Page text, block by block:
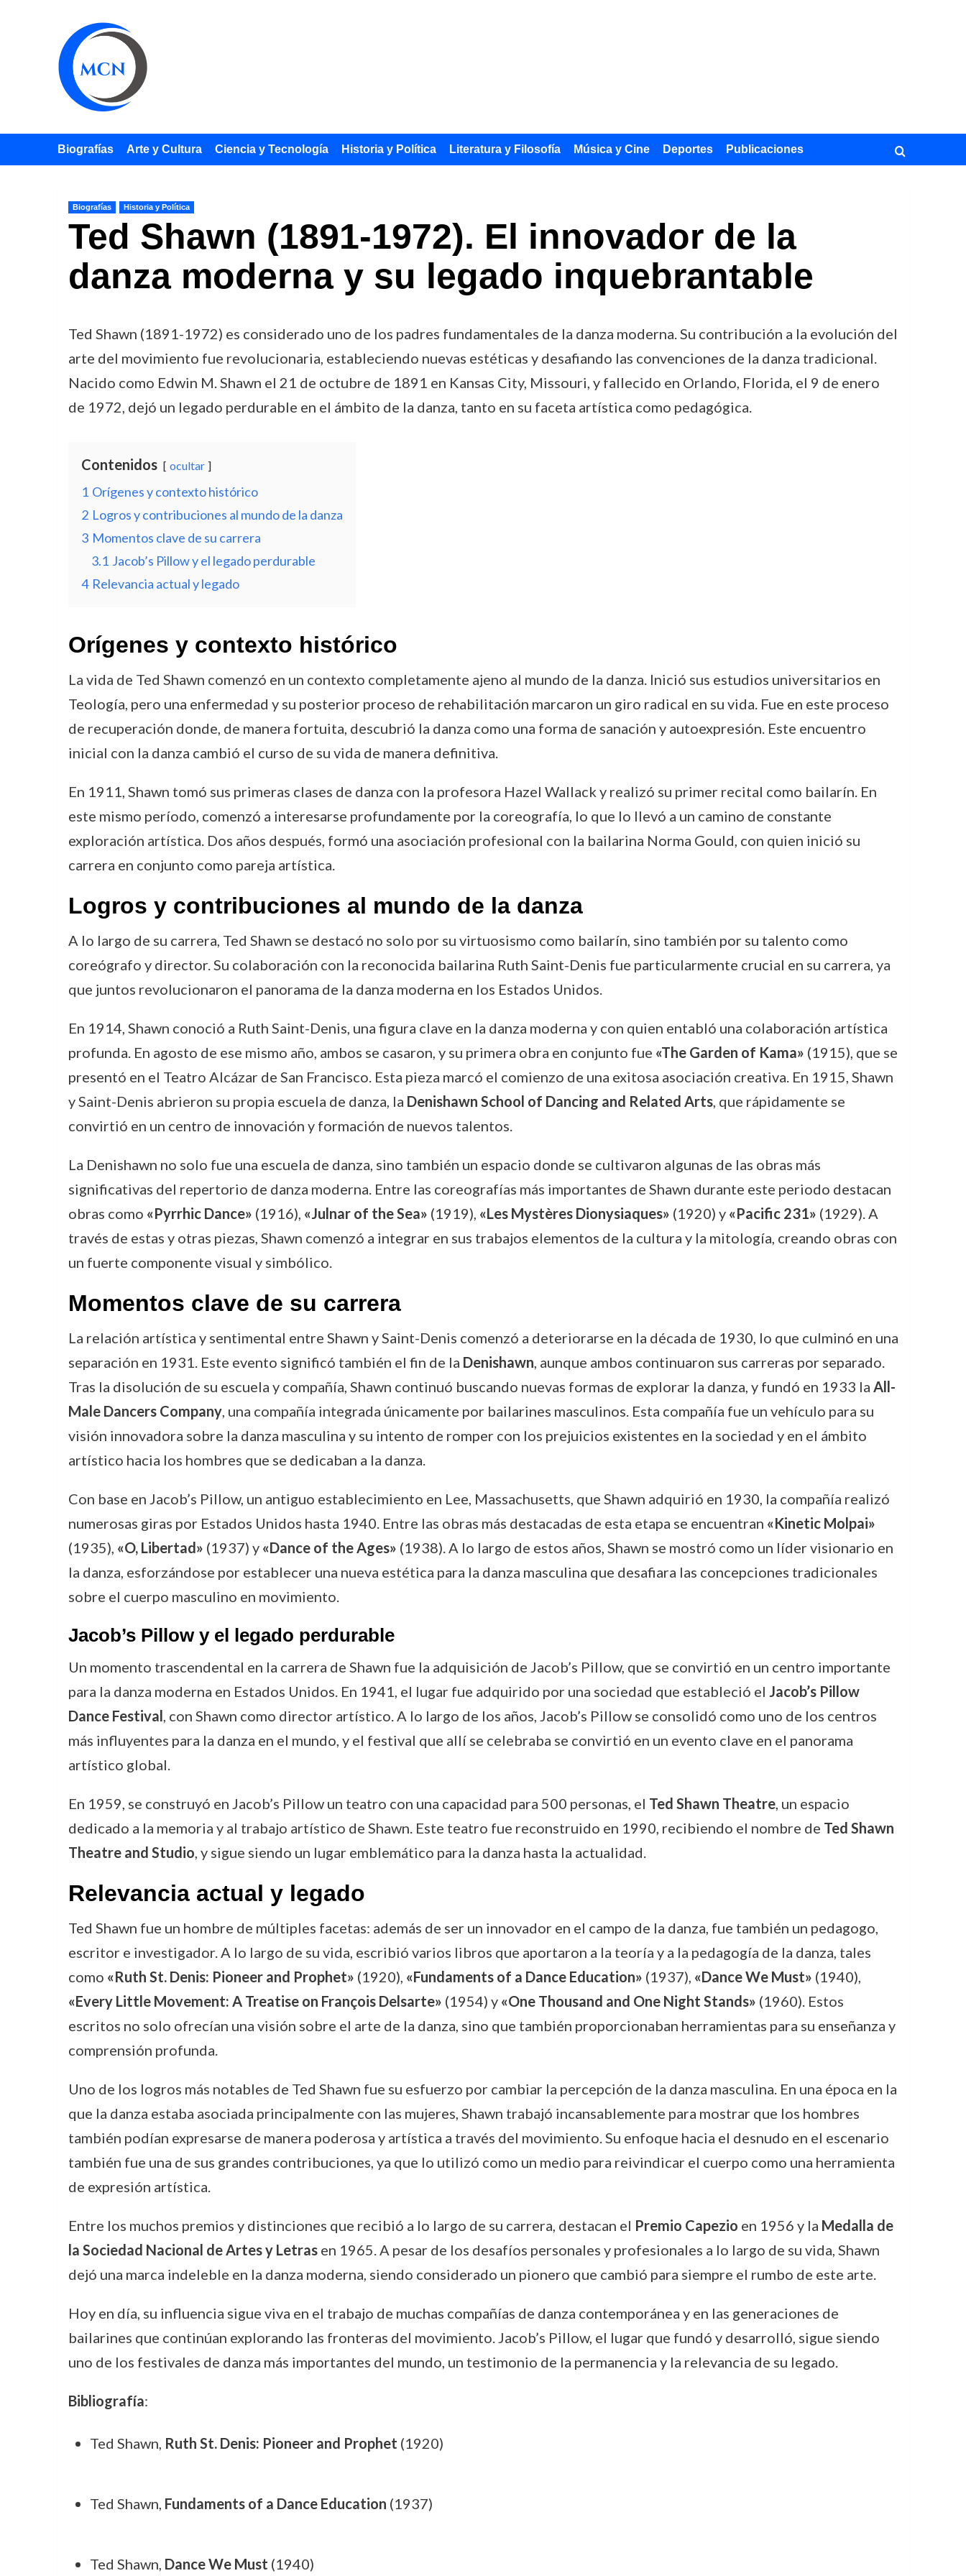
Biografías Arte y Cultura Ciencia y Tecnología Historia y Política Literatura y Filosofía Música y Cine Deportes Publicaciones
Biografías Historia y Política
Ted Shawn (1891-1972). El innovador de la
danza moderna y su legado inquebrantable
Ted Shawn (1891-1972) es considerado uno de los padres fundamentales de la danza moderna. Su contribución a la evolución del
arte del movimiento fue revolucionaria, estableciendo nuevas estéticas y desafiando las convenciones de la danza tradicional.
Nacido como Edwin M. Shawn el 21 de octubre de 1891 en Kansas City, Missouri, y fallecido en Orlando, Florida, el 9 de enero
de 1972, dejó un legado perdurable en el ámbito de la danza, tanto en su faceta artística como pedagógica.
Contenidos ocultar
1 Orígenes y contexto histórico
2 Logros y contribuciones al mundo de la danza
3 Momentos clave de su carrera
3.1 Jacob’s Pillow y el legado perdurable
4 Relevancia actual y legado
Orígenes y contexto histórico
La vida de Ted Shawn comenzó en un contexto completamente ajeno al mundo de la danza. Inició sus estudios universitarios en
Teología, pero una enfermedad y su posterior proceso de rehabilitación marcaron un giro radical en su vida. Fue en este proceso
de recuperación donde, de manera fortuita, descubrió la danza como una forma de sanación y autoexpresión. Este encuentro
inicial con la danza cambió el curso de su vida de manera definitiva.
En 1911, Shawn tomó sus primeras clases de danza con la profesora Hazel Wallack y realizó su primer recital como bailarín. En
este mismo período, comenzó a interesarse profundamente por la coreografía, lo que lo llevó a un camino de constante
exploración artística. Dos años después, formó una asociación profesional con la bailarina Norma Gould, con quien inició su
carrera en conjunto como pareja artística.
Logros y contribuciones al mundo de la danza
A lo largo de su carrera, Ted Shawn se destacó no solo por su virtuosismo como bailarín, sino también por su talento como
coreógrafo y director. Su colaboración con la reconocida bailarina Ruth Saint-Denis fue particularmente crucial en su carrera, ya
que juntos revolucionaron el panorama de la danza moderna en los Estados Unidos.
En 1914, Shawn conoció a Ruth Saint-Denis, una figura clave en la danza moderna y con quien entabló una colaboración artística
profunda. En agosto de ese mismo año, ambos se casaron, y su primera obra en conjunto fue «The Garden of Kama» (1915), que se
presentó en el Teatro Alcázar de San Francisco. Esta pieza marcó el comienzo de una exitosa asociación creativa. En 1915, Shawn
y Saint-Denis abrieron su propia escuela de danza, la Denishawn School of Dancing and Related Arts, que rápidamente se
convirtió en un centro de innovación y formación de nuevos talentos.
La Denishawn no solo fue una escuela de danza, sino también un espacio donde se cultivaron algunas de las obras más
significativas del repertorio de danza moderna. Entre las coreografías más importantes de Shawn durante este periodo destacan
obras como «Pyrrhic Dance» (1916), «Julnar of the Sea» (1919), «Les Mystères Dionysiaques» (1920) y «Pacific 231» (1929). A
través de estas y otras piezas, Shawn comenzó a integrar en sus trabajos elementos de la cultura y la mitología, creando obras con
un fuerte componente visual y simbólico.
Momentos clave de su carrera
La relación artística y sentimental entre Shawn y Saint-Denis comenzó a deteriorarse en la década de 1930, lo que culminó en una
separación en 1931. Este evento significó también el fin de la Denishawn, aunque ambos continuaron sus carreras por separado.
Tras la disolución de su escuela y compañía, Shawn continuó buscando nuevas formas de explorar la danza, y fundó en 1933 la All-
Male Dancers Company, una compañía integrada únicamente por bailarines masculinos. Esta compañía fue un vehículo para su
visión innovadora sobre la danza masculina y su intento de romper con los prejuicios existentes en la sociedad y en el ámbito
artístico hacia los hombres que se dedicaban a la danza.
Con base en Jacob’s Pillow, un antiguo establecimiento en Lee, Massachusetts, que Shawn adquirió en 1930, la compañía realizó
numerosas giras por Estados Unidos hasta 1940. Entre las obras más destacadas de esta etapa se encuentran «Kinetic Molpai»
(1935), «O, Libertad» (1937) y «Dance of the Ages» (1938). A lo largo de estos años, Shawn se mostró como un líder visionario en
la danza, esforzándose por establecer una nueva estética para la danza masculina que desafiara las concepciones tradicionales
sobre el cuerpo masculino en movimiento.
Jacob’s Pillow y el legado perdurable
Un momento trascendental en la carrera de Shawn fue la adquisición de Jacob’s Pillow, que se convirtió en un centro importante
para la danza moderna en Estados Unidos. En 1941, el lugar fue adquirido por una sociedad que estableció el Jacob’s Pillow
Dance Festival, con Shawn como director artístico. A lo largo de los años, Jacob’s Pillow se consolidó como uno de los centros
más influyentes para la danza en el mundo, y el festival que allí se celebraba se convirtió en un evento clave en el panorama
artístico global.
En 1959, se construyó en Jacob’s Pillow un teatro con una capacidad para 500 personas, el Ted Shawn Theatre, un espacio
dedicado a la memoria y al trabajo artístico de Shawn. Este teatro fue reconstruido en 1990, recibiendo el nombre de Ted Shawn
Theatre and Studio, y sigue siendo un lugar emblemático para la danza hasta la actualidad.
Relevancia actual y legado
Ted Shawn fue un hombre de múltiples facetas: además de ser un innovador en el campo de la danza, fue también un pedagogo,
escritor e investigador. A lo largo de su vida, escribió varios libros que aportaron a la teoría y a la pedagogía de la danza, tales
como «Ruth St. Denis: Pioneer and Prophet» (1920), «Fundaments of a Dance Education» (1937), «Dance We Must» (1940),
«Every Little Movement: A Treatise on François Delsarte» (1954) y «One Thousand and One Night Stands» (1960). Estos
escritos no solo ofrecían una visión sobre el arte de la danza, sino que también proporcionaban herramientas para su enseñanza y
comprensión profunda.
Uno de los logros más notables de Ted Shawn fue su esfuerzo por cambiar la percepción de la danza masculina. En una época en la
que la danza estaba asociada principalmente con las mujeres, Shawn trabajó incansablemente para mostrar que los hombres
también podían expresarse de manera poderosa y artística a través del movimiento. Su enfoque hacia el desnudo en el escenario
también fue una de sus grandes contribuciones, ya que lo utilizó como un medio para reivindicar el cuerpo como una herramienta
de expresión artística.
Entre los muchos premios y distinciones que recibió a lo largo de su carrera, destacan el Premio Capezio en 1956 y la Medalla de
la Sociedad Nacional de Artes y Letrasen 1965. A pesar de los desafíos personales y profesionales a lo largo de su vida, Shawn
dejó una marca indeleble en la danza moderna, siendo considerado un pionero que cambió para siempre el rumbo de este arte.
Hoy en día, su influencia sigue viva en el trabajo de muchas compañías de danza contemporánea y en las generaciones de
bailarines que continúan explorando las fronteras del movimiento. Jacob’s Pillow, el lugar que fundó y desarrolló, sigue siendo
uno de los festivales de danza más importantes del mundo, un testimonio de la permanencia y la relevancia de su legado.
Bibliografía:
Ted Shawn, Ruth St. Denis: Pioneer and Prophet (1920)
Ted Shawn, Fundaments of a Dance Education (1937)
Ted Shawn, Dance We Must (1940)